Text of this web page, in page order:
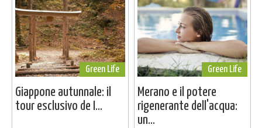
Green Life
Giappone autunnale: il
tour esclusivo de I...
Green Life
Merano e il potere
rigenerante dell'acqua:
un...